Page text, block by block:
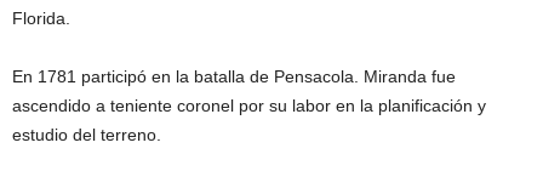
Florida.
En 1781 participó en la batalla de Pensacola. Miranda fue
ascendido a teniente coronel por su labor en la planificación y
estudio del terreno.